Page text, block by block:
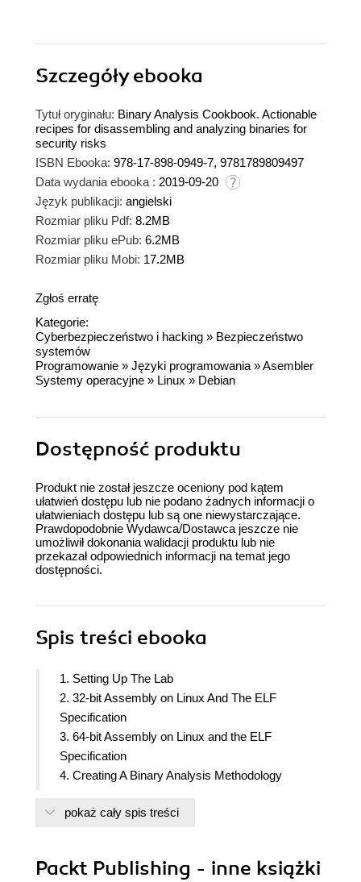
Szczegółyebooka
Tytuł oryginału: Binary Analysis Cookbook. Actionable
recipes for disassembling and analyzing binaries for
security risks
ISBN Ebooka: 978-17-898-0949-7, 9781789809497
Data wydania ebooka : 2019-09-20
Język publikacji: angielski
Rozmiar pliku Pdf: 8.2MB
Rozmiar pliku ePub: 6.2MB
Rozmiar pliku Mobi: 17.2MB
Zgłoś erratę
Kategorie:
Cyberbezpieczeństwo i hacking » Bezpieczeństwo
systemów
Programowanie » Języki programowania »Asembler
Systemy operacyjne » Linux » Debian
Dostępność produktu
Produkt nie został jeszcze oceniony pod kątem
ułatwień dostępu lub nie podano żadnych informacji o
ułatwieniach dostępu lub są one niewystarczające.
Prawdopodobnie Wydawca/Dostawca jeszcze nie
umożliwił dokonania walidacji produktu lub nie
przekazał odpowiednich informacji na temat jego
dostępności.
Spis treści ebooka
1. Setting Up The Lab
2. 32-bit Assembly on Linux And The ELF
Specification
3. 64-bit Assembly on Linux and the ELF
Specification
4. Creating A Binary Analysis Methodology
6. Analyzing A Simple Bind Shell
9. Understanding Anti-Analysis Techniques
pokaż cały spis treści
Packt Publishing - inne książki